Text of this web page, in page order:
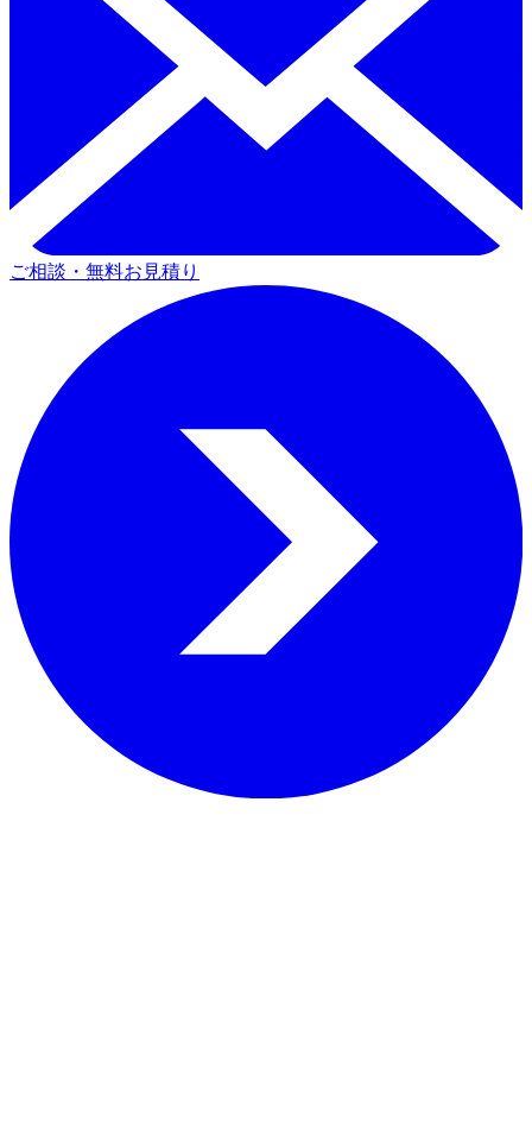
ご相談・無料お見積り